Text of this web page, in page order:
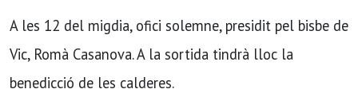
A les 12 del migdia, ofici solemne, presidit pel bisbe de
Vic, Romà Casanova. A la sortida tindrà lloc la
benedicció de les calderes.